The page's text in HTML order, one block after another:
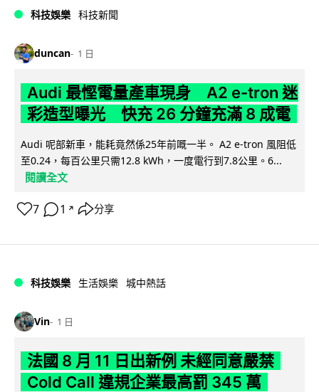
科技娛樂 科技新聞
duncan 1 日
Audi 最慳電量產車現身 A2 e-tron 迷
彩造型曝光 快充 26 分鐘充滿 8 成電
Audi 呢部新車，能耗竟然係25年前嘅一半。 A2 e-tron 風阻低
至0.24，每百公里只需12.8 kWh，一度電行到7.8公里。6...
閱讀全文
7 1 ↗ 分享
科技娛樂 生活娛樂 城中熱話
Vin 1 日
法國 8 月 11 日出新例 未經同意嚴禁
Cold Call 違規企業最高罰 345 萬